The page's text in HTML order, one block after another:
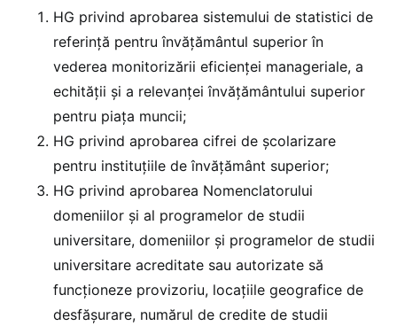
HG privind aprobarea sistemului de statistici de
referinţă pentru învăţământul superior în
vederea monitorizării eficienţei manageriale, a
echităţii şi a relevanţei învăţământului superior
pentru piaţa muncii;
HG privind aprobarea cifrei de școlarizare
pentru instituțiile de învățământ superior;
HG privind aprobarea Nomenclatorului
domeniilor şi al programelor de studii
universitare, domeniilor şi programelor de studii
universitare acreditate sau autorizate să
funcţioneze provizoriu, locaţiile geografice de
desfăşurare, numărul de credite de studii